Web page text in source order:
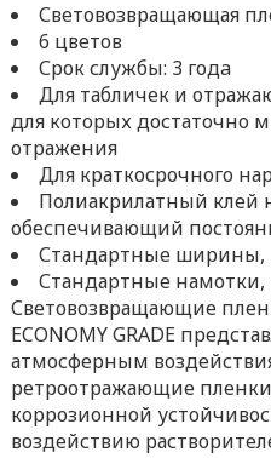
Световозвращающая
6 цветов
Срок службы: 3 годa
Для табличек и
для которых достаточно
отражения
Для краткосрочного
Полиакрилатный клей
обеспечивающий
Стандартные ширины,
Стандартные намотки,
Световозвращающие
ECONOMY GRADE
атмосферным
ретроотражающие
коррозионной
воздействию